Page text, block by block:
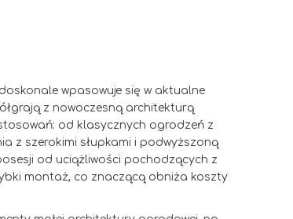
wpasowuje się w aktualne
z nowoczesną architekturą
od klasycznych ogrodzeń z
z szerokimi słupkami i podwyższoną
od uciążliwości pochodzących z
montaż, co znaczącą obniża koszty